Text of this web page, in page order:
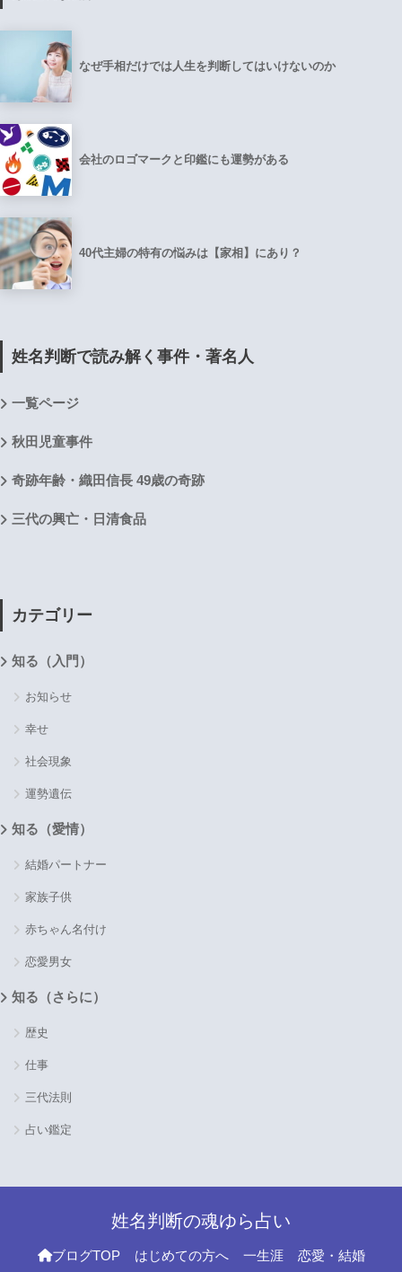
なぜ手相だけでは人生を判断してはいけないのか
会社のロゴマークと印鑑にも運勢がある
40代主婦の特有の悩みは【家相】にあり？
姓名判断で読み解く事件・著名人
一覧ページ
秋田児童事件
奇跡年齢・織田信長 49歳の奇跡
三代の興亡・日清食品
カテゴリー
知る（入門）
お知らせ
幸せ
社会現象
運勢遺伝
知る（愛情）
結婚パートナー
家族子供
赤ちゃん名付け
恋愛男女
知る（さらに）
歴史
仕事
三代法則
占い鑑定
姓名判断の魂ゆら占い
ブログTOP はじめての方へ 一生涯 恋愛・結婚